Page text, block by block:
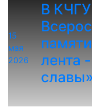
15
мая
2026
В
лента
славы»